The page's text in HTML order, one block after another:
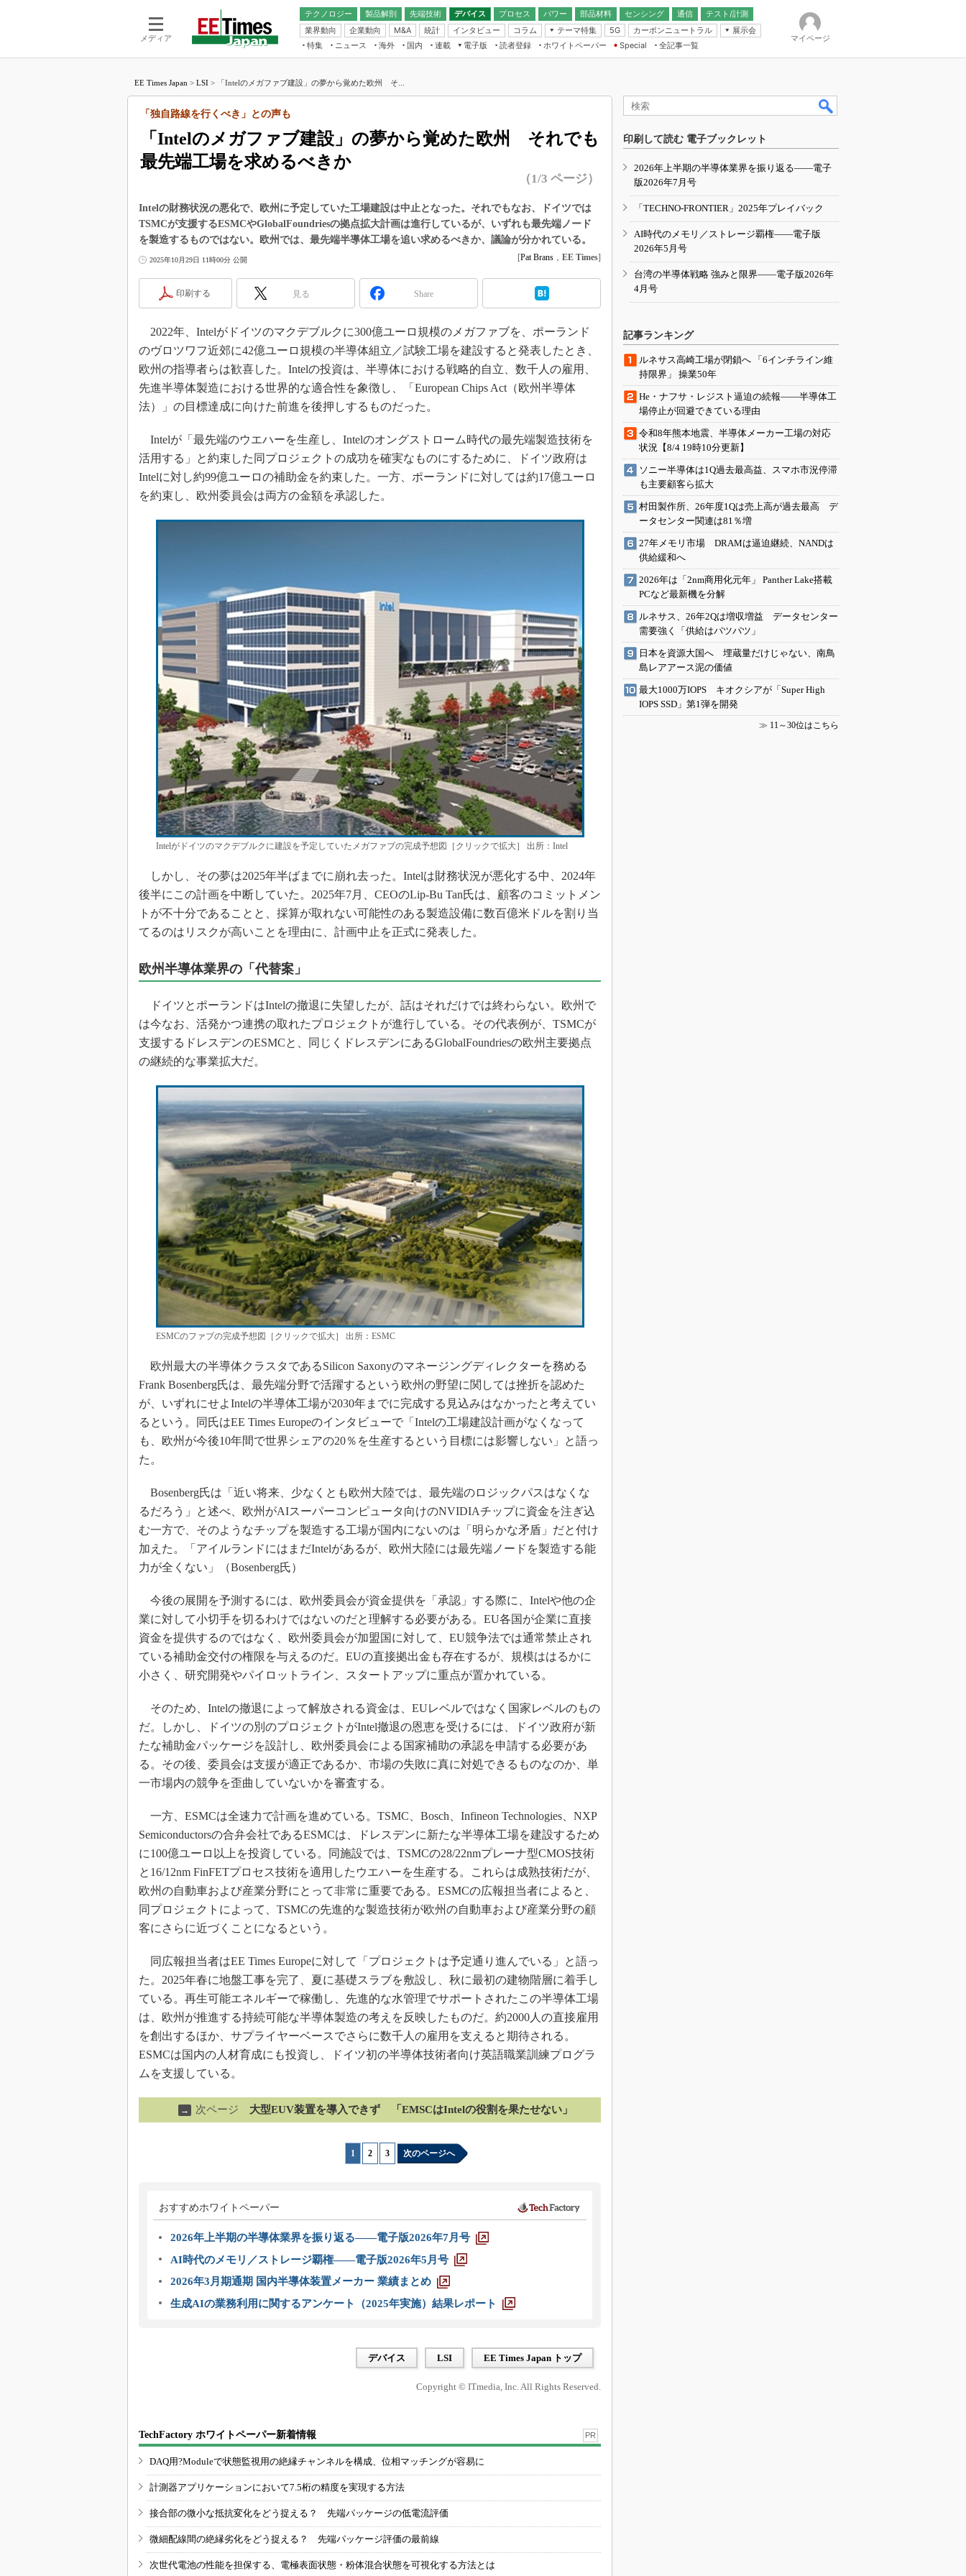
メディア
テクノロジー 製品解剖
先端技術
電池／エネルギー
デバイス
アナログ
マイコン
プロセス パワー 部品材料 センシング
通信
無線
テスト/計測
業界動向
企業動向 M&A 統計 インタビュー コラム
テーマ特集
フィジカルAI
読者調査（EE Times Research）
電源設計（EDN Japan）
エレクトロニクス入門（EDN
Japan）
5G カーボンニュートラル
展示会
IoT・エッジコンピューティング
EXPO
TECHNO-FRONTIER
人とくるま展
特集 ニュース 海外 国内
連載
福田昭のデバイス通信
大山聡の業界スコープ
ック
世界を「数字」で回してみよう
踊るバズワード ～Behind the
製品分解で探るアジアの新トレンド
光伝送技術を知る
“異端児エンジニア”が仕掛けた社内
イノベーションは日本を救うのか
JASA発IoT通信
ための新行動論
電子版
電子ブックレット
読者登録 ホワイトペーパー
Special
全記事一覧
マイページ
EE Times Japan > LSI > 「Intelのメガファブ建設」の夢から覚めた欧州 そ...
「Intelのメガファブ建設」の夢から覚めた欧州 それでも
最先端工場を求めるべきか
「独自路線を行くべき」との声も
（1/3 ページ）
Intelの財務状況の悪化で、欧州に予定していた工場建設は中止となった。それでもなお、ドイツでは
TSMCが支援するESMCやGlobalFoundriesの拠点拡大計画は進行しているが、いずれも最先端ノード
を製造するものではない。欧州では、最先端半導体工場を追い求めるべきか、議論が分かれている。
2025年10月29日 11時00分 公開 [Pat Brans ， EE Times]
印刷する 見る Share
2022年、Intelがドイツのマクデブルクに300億ユーロ規模のメガファブを、ポーランド
のヴロツワフ近郊に42億ユーロ規模の半導体組立／試験工場を建設すると発表したとき、
欧州の指導者らは歓喜した。Intelの投資は、半導体における戦略的自立、数千人の雇用、
先進半導体製造における世界的な適合性を象徴し、「European Chips Act（欧州半導体
法）」の目標達成に向けた前進を後押しするものだった。
Intelが「最先端のウエハーを生産し、Intelのオングストローム時代の最先端製造技術を
活用する」と約束した同プロジェクトの成功を確実なものにするために、ドイツ政府は
Intelに対し約99億ユーロの補助金を約束した。一方、ポーランドに対しては約17億ユーロ
を約束し、欧州委員会は両方の金額を承認した。
Intelがドイツのマクデブルクに建設を予定していたメガファブの完成予想図［クリックで拡大］ 出所：Intel
しかし、その夢は2025年半ばまでに崩れ去った。Intelは財務状況が悪化する中、2024年
後半にこの計画を中断していた。2025年7月、CEOのLip-Bu Tan氏は、顧客のコミットメン
トが不十分であることと、採算が取れない可能性のある製造設備に数百億米ドルを割り当
てるのはリスクが高いことを理由に、計画中止を正式に発表した。
欧州半導体業界の「代替案」
ドイツとポーランドはIntelの撤退に失望したが、話はそれだけでは終わらない。欧州で
は今なお、活発かつ連携の取れたプロジェクトが進行している。その代表例が、TSMCが
支援するドレスデンのESMCと、同じくドレスデンにあるGlobalFoundriesの欧州主要拠点
の継続的な事業拡大だ。
ESMCのファブの完成予想図［クリックで拡大］ 出所：ESMC
欧州最大の半導体クラスタであるSilicon Saxonyのマネージングディレクターを務める
Frank Bosenberg氏は、最先端分野で活躍するという欧州の野望に関しては挫折を認めた
が、いずれにせよIntelの半導体工場が2030年までに完成する見込みはなかったと考えてい
るという。同氏はEE Times Europeのインタビューで「Intelの工場建設計画がなくなって
も、欧州が今後10年間で世界シェアの20％を生産するという目標には影響しない」と語っ
た。
Bosenberg氏は「近い将来、少なくとも欧州大陸では、最先端のロジックパスはなくな
るだろう」と述べ、欧州がAIスーパーコンピュータ向けのNVIDIAチップに資金を注ぎ込
む一方で、そのようなチップを製造する工場が国内にないのは「明らかな矛盾」だと付け
加えた。「アイルランドにはまだIntelがあるが、欧州大陸には最先端ノードを製造する能
力が全くない」（Bosenberg氏）
今後の展開を予測するには、欧州委員会が資金提供を「承認」する際に、Intelや他の企
業に対して小切手を切るわけではないのだと理解する必要がある。EU各国が企業に直接
資金を提供するのではなく、欧州委員会が加盟国に対して、EU競争法では通常禁止され
ている補助金交付の権限を与えるのだ。EUの直接拠出金も存在するが、規模ははるかに
小さく、研究開発やパイロットライン、スタートアップに重点が置かれている。
そのため、Intelの撤退によって解放される資金は、EUレベルではなく国家レベルのもの
だ。しかし、ドイツの別のプロジェクトがIntel撤退の恩恵を受けるには、ドイツ政府が新
たな補助金パッケージを設計し、欧州委員会による国家補助の承認を申請する必要があ
る。その後、委員会は支援が適正であるか、市場の失敗に真に対処できるものなのか、単
一市場内の競争を歪曲していないかを審査する。
一方、ESMCは全速力で計画を進めている。TSMC、Bosch、Infineon Technologies、NXP
Semiconductorsの合弁会社であるESMCは、ドレスデンに新たな半導体工場を建設するため
に100億ユーロ以上を投資している。同施設では、TSMCの28/22nmプレーナ型CMOS技術
と16/12nm FinFETプロセス技術を適用したウエハーを生産する。これらは成熟技術だが、
欧州の自動車および産業分野にとって非常に重要である。ESMCの広報担当者によると、
同プロジェクトによって、TSMCの先進的な製造技術が欧州の自動車および産業分野の顧
客にさらに近づくことになるという。
同広報担当者はEE Times Europeに対して「プロジェクトは予定通り進んでいる」と語っ
た。2025年春に地盤工事を完了、夏に基礎スラブを敷設し、秋に最初の建物階層に着手し
ている。再生可能エネルギーで稼働し、先進的な水管理でサポートされたこの半導体工場
は、欧州が推進する持続可能な半導体製造の考えを反映したものだ。約2000人の直接雇用
を創出するほか、サプライヤーベースでさらに数千人の雇用を支えると期待される。
ESMCは国内の人材育成にも投資し、ドイツ初の半導体技術者向け英語職業訓練プログラ
ムを支援している。
→ 次ページ 大型EUV装置を導入できず 「EMSCはIntelの役割を果たせない」
1 2 3 次のページへ
おすすめホワイトペーパー
2026年上半期の半導体業界を振り返る――電子版2026年7月号
AI時代のメモリ／ストレージ覇権――電子版2026年5月号
2026年3月期通期 国内半導体装置メーカー 業績まとめ
生成AIの業務利用に関するアンケート（2025年実施）結果レポート
デバイス LSI EE Times Japan トップ
Copyright © ITmedia, Inc. All Rights Reserved.
TechFactory ホワイトペーパー新着情報 PR
DAQ用?Moduleで状態監視用の絶縁チャンネルを構成、位相マッチングが容易に
計測器アプリケーションにおいて7.5桁の精度を実現する方法
接合部の微小な抵抗変化をどう捉える？ 先端パッケージの低電流評価
微細配線間の絶縁劣化をどう捉える？ 先端パッケージ評価の最前線
次世代電池の性能を担保する、電極表面状態・粉体混合状態を可視化する方法とは
印刷して読む 電子ブックレット
2026年上半期の半導体業界を振り返る――電子
版2026年7月号
「TECHNO-FRONTIER」2025年プレイバック
AI時代のメモリ／ストレージ覇権――電子版
2026年5月号
台湾の半導体戦略 強みと限界――電子版2026年
4月号
記事ランキング
ルネサス高崎工場が閉鎖へ 「6インチライン維
持限界」 操業50年
He・ナフサ・レジスト逼迫の続報――半導体工
場停止が回避できている理由
令和8年熊本地震、半導体メーカー工場の対応
状況【8/4 19時10分更新】
ソニー半導体は1Q過去最高益、スマホ市況停滞
も主要顧客ら拡大
村田製作所、26年度1Qは売上高が過去最高 デ
ータセンター関連は81％増
27年メモリ市場 DRAMは逼迫継続、NANDは
供給緩和へ
2026年は「2nm商用化元年」 Panther Lake搭載
PCなど最新機を分解
ルネサス、26年2Qは増収増益 データセンター
需要強く「供給はパツパツ」
日本を資源大国へ 埋蔵量だけじゃない、南鳥
島レアアース泥の価値
最大1000万IOPS キオクシアが「Super High
IOPS SSD」第1弾を開発
≫ 11～30位はこちら